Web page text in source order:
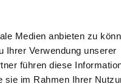
Medien anbieten zu
Ihrer Verwendung unserer
führen diese
sie im Rahmen Ihrer